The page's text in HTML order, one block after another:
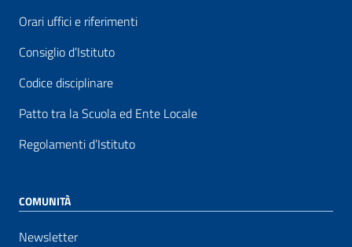
Orari uffici e riferimenti
Consiglio d’Istituto
Codice disciplinare
Patto tra la Scuola ed Ente Locale
Regolamenti d’Istituto
COMUNITÀ
Newsletter